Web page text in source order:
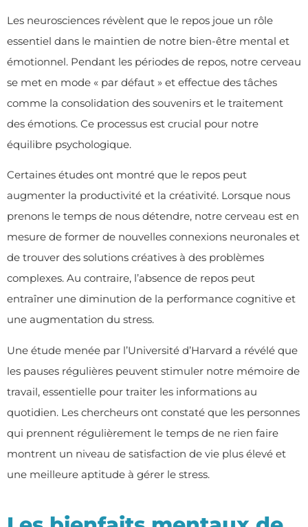
Les neurosciences révèlent que le repos joue un rôle
essentiel dans le maintien de notre bien-être mental et
émotionnel. Pendant les périodes de repos, notre cerveau
se met en mode « par défaut » et effectue des tâches
comme la consolidation des souvenirs et le traitement
des émotions. Ce processus est crucial pour notre
équilibre psychologique.
Certaines études ont montré que le repos peut
augmenter la productivité et la créativité. Lorsque nous
prenons le temps de nous détendre, notre cerveau est en
mesure de former de nouvelles connexions neuronales et
de trouver des solutions créatives à des problèmes
complexes. Au contraire, l’absence de repos peut
entraîner une diminution de la performance cognitive et
une augmentation du stress.
Une étude menée par l’Université d’Harvard a révélé que
les pauses régulières peuvent stimuler notre mémoire de
travail, essentielle pour traiter les informations au
quotidien. Les chercheurs ont constaté que les personnes
qui prennent régulièrement le temps de ne rien faire
montrent un niveau de satisfaction de vie plus élevé et
une meilleure aptitude à gérer le stress.